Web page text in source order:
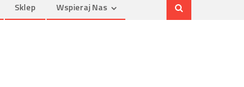
Sklep Wspieraj Nas